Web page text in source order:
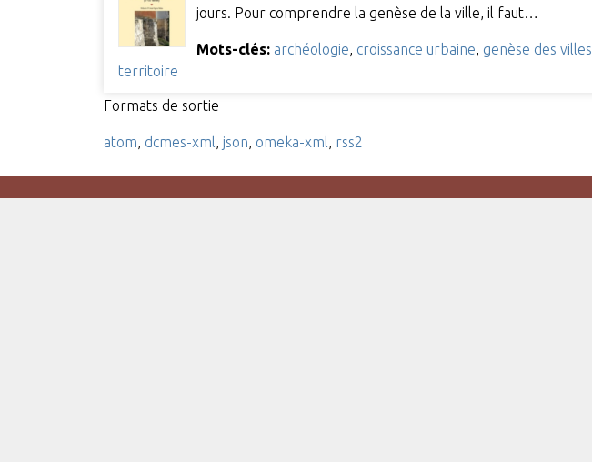
jours. Pour comprendre la genèse de la ville, il faut…
Mots-clés: archéologie croissance urbaine genèse des villes
territoire
Formats de sortie
atom dcmes-xml json omeka-xml rss2